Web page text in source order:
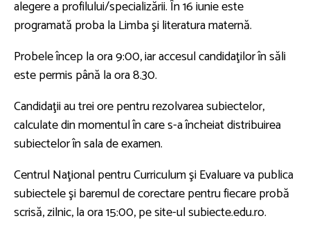
alegere a profilului/specializării. În 16 iunie este
programată proba la Limba şi literatura maternă.
Probele încep la ora 9:00, iar accesul candidaţilor în săli
este permis până la ora 8.30.
Candidaţii au trei ore pentru rezolvarea subiectelor,
calculate din momentul în care s-a încheiat distribuirea
subiectelor în sala de examen.
Centrul Naţional pentru Curriculum şi Evaluare va publica
subiectele şi baremul de corectare pentru fiecare probă
scrisă, zilnic, la ora 15:00, pe site-ul subiecte.edu.ro.